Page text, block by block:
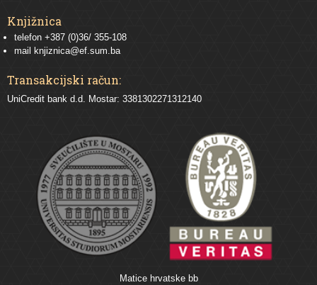
Knjižnica
telefon +387 (0)36/ 355-108
mail
knjiznica@ef.sum.ba
Transakcijski račun:
UniCredit bank d.d. Mostar: 3381302271312140
Matice hrvatske bb